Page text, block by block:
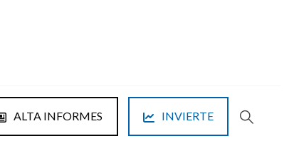
ALTA INFORMES INVIERTE